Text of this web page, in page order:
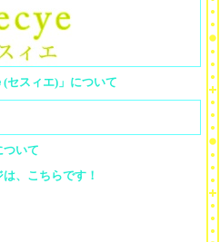
セスィエ)」について
ついて
、こちらです！